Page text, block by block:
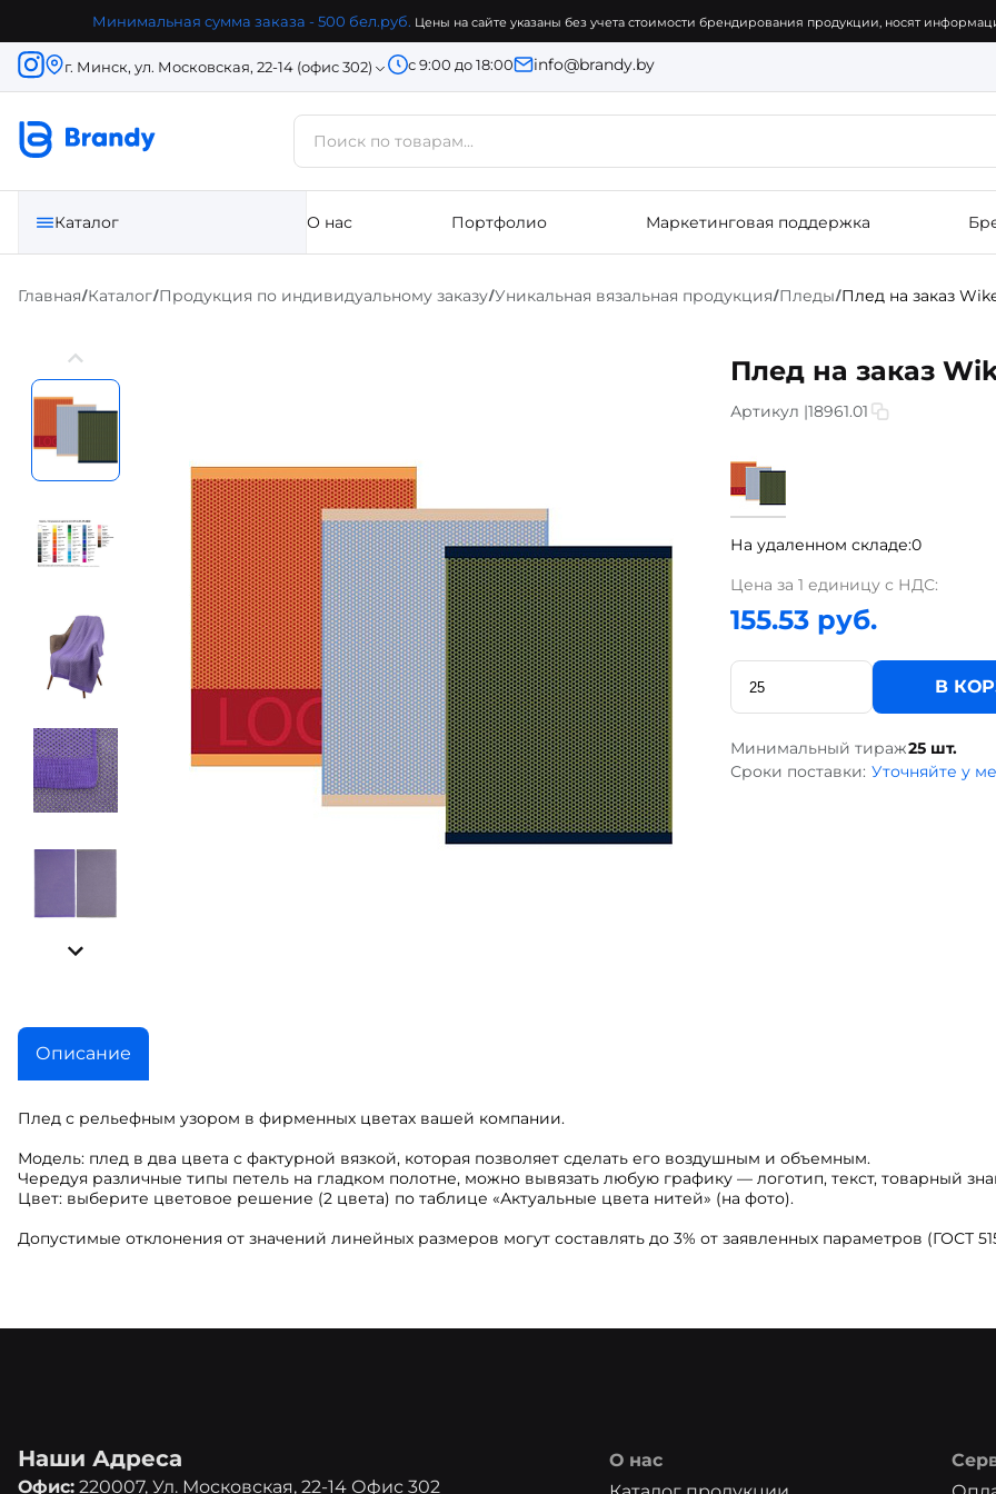
Минимальная сумма заказа - 500 бел.руб. Цены на сайте указаны без учета стоимости брендирования продукции, носят
г. Минск, ул. Московская, 22-14 (офис 302) с 9:00 до 18:00 info@brandy.by
Каталог О нас Портфолио Маркетинговая поддержка
Главная/Каталог/Продукция по индивидуальному заказу/Уникальная вязальная продукция/Пледы/Плед на заказ
Плед на заказ
Артикул |18961.01
На удаленном складе:0
Цена за 1 единицу с НДС:
155.53 руб.
В
Минимальный тираж25 шт.
Сроки поставки: Уточняйте у
Описание
Плед с рельефным узором в фирменных цветах вашей компании.
Модель: плед в два цвета с фактурной вязкой, которая позволяет сделать его воздушным и объемным.
Чередуя различные типы петель на гладком полотне, можно вывязать любую графику — логотип, текст, товарный
Цвет: выберите цветовое решение (2 цвета) по таблице «Актуальные цвета нитей» (на фото).
Допустимые отклонения от значений линейных размеров могут составлять до 3% от заявленных параметров (ГОСТ
Наши Адреса
Офис: 220007, Ул. Московская, 22-14 Офис 302
О нас